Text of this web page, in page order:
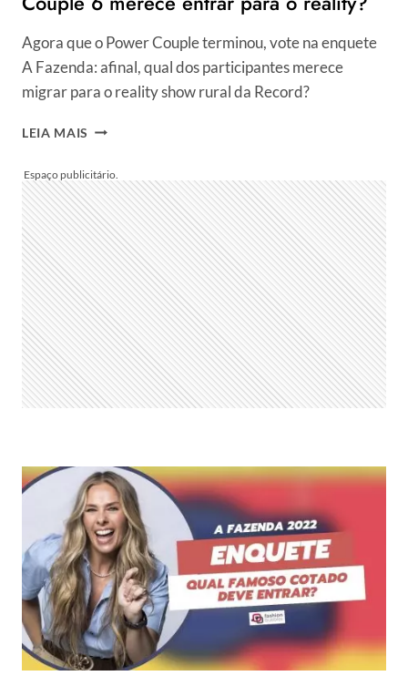
Agora que o Power Couple terminou, vote na enquete
A Fazenda: afinal, qual dos participantes merece
migrar para o reality show rural da Record?
LEIA MAIS ENQUETE
QUEM
DO
POWER
COUPLE
6
MERECE
ENTRAR
PARA
O
REALITY?